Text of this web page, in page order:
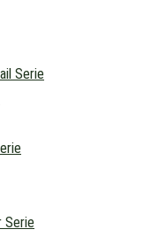
Serie
Serie